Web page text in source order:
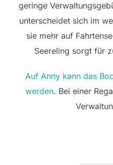
geringe
unterscheidet sich im
sie mehr auf
Seereling sorgt für
Auf Anny kann das
werden. Bei einer